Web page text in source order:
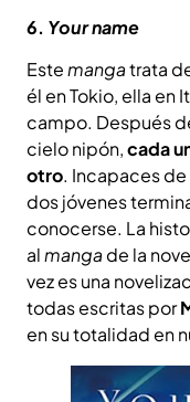
6. Your name
Estemangatrata
él en Tokio, ella en
campo. Después
cielo nipón,cada
otro. Incapaces
dos jóvenes
conocerse. La
almanga de la
vez es una
todas escritas por
en su totalidad en